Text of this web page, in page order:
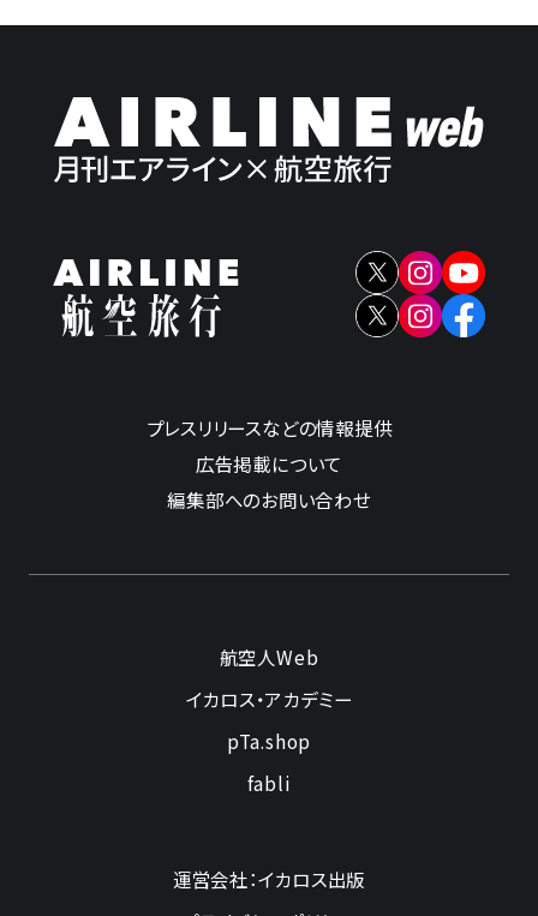
プレスリリースなどの情報提供
広告掲載について
編集部へのお問い合わせ
航空人Web
イカロス・アカデミー
pTa.shop
fabli
運営会社：イカロス出版